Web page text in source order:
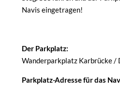
Navis eingetragen!
Der Parkplatz:
Wanderparkplatz Karbrücke /
Parkplatz-Adresse für das